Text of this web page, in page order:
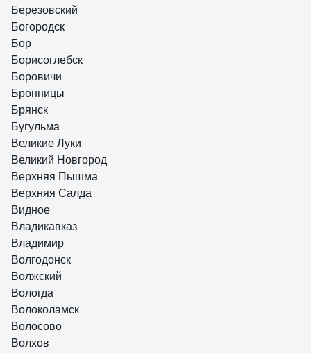
Березовский
Богородск
Бор
Борисоглебск
Боровичи
Бронницы
Брянск
Бугульма
Великие Луки
Великий Новгород
Верхняя Пышма
Верхняя Салда
Видное
Владикавказ
Владимир
Волгодонск
Волжский
Вологда
Волоколамск
Волосово
Волхов